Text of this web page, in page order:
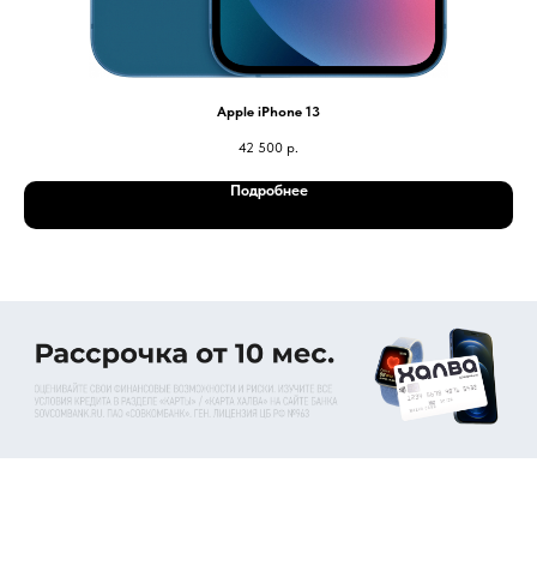
Apple iPhone 13
42 500 р.
Подробнее